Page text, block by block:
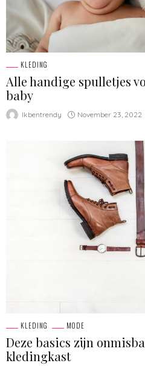
KLEDING
Alle handige spulletjes
baby
Ikbentrendy November 23, 2022
KLEDING MODE
Deze basics zijn
kledingkast